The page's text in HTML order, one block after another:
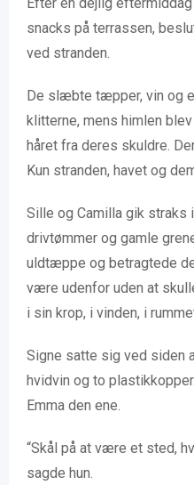
snacks på terrassen,
ved stranden.
De slæbte tæpper, vin og
klitterne, mens himlen
håret fra deres skuldre.
Kun stranden, havet og
Sille og Camilla gik straks
drivtømmer og gamle
uldtæppe og betragtede
være udenfor uden at
i sin krop, i vinden, i
Signe satte sig ved siden
hvidvin og to
Emma den ene.
“Skål på at være et sted,
sagde hun.